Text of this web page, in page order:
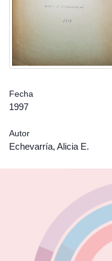
Fecha
1997
Autor
Echevarría, Alicia E.